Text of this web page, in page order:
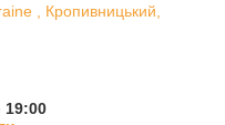
, Кропивницький,
19:00